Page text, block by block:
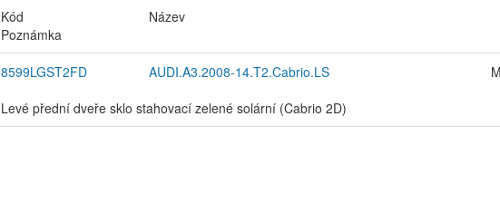
Kód Název
Poznámka
8599LGST2FD AUDI.A3.2008-14.T2.Cabrio.LS
Levé přední dveře sklo stahovací zelené solární (Cabrio 2D)